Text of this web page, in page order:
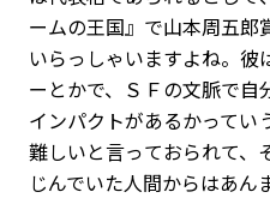
ームの王国』で山本周五郎
いらっしゃいますよね。彼
ーとかで、ＳＦの文脈で自
インパクトがあるかってい
難しいと言っておられて、
じんでいた人間からはあん